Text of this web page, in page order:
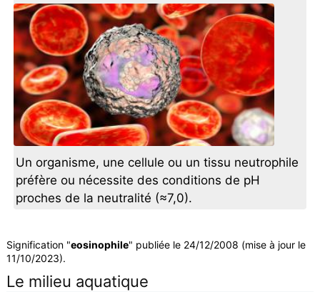
Un organisme, une cellule ou un tissu neutrophile
préfère ou nécessite des conditions de pH
proches de la neutralité (≈7,0).
Signification "eosinophile" publiée le 24/12/2008 (mise à jour le
11/10/2023).
Le milieu aquatique